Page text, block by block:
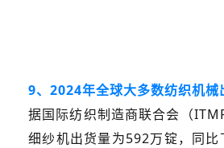
9、2024年全球大多数纺织机械
据国际纺织制造商联合会（
细纱机出货量为592万锭，同